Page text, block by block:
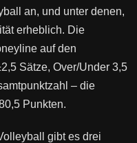
an, und unter denen,
erheblich. Die
auf den
Sätze, Over/Under 3,5
– die
Punkten.
gibt es drei